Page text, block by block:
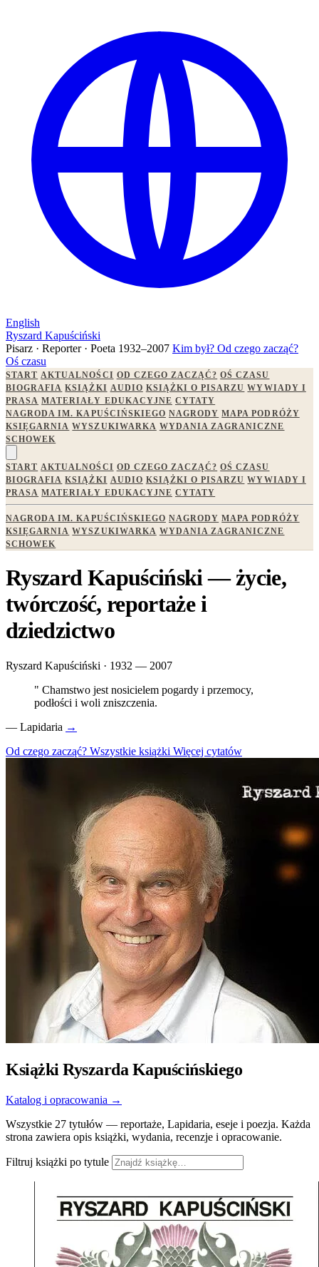
English
Ryszard Kapuściński
Pisarz · Reporter · Poeta 1932–2007 Kim był? Od czego zacząć?
Oś czasu
START AKTUALNOŚCI OD CZEGO ZACZĄĆ? OŚ CZASU
BIOGRAFIA KSIĄŻKI AUDIO KSIĄŻKI O PISARZU WYWIADY I
PRASA MATERIAŁY EDUKACYJNE CYTATY
NAGRODA IM. KAPUŚCIŃSKIEGO NAGRODY MAPA PODRÓŻY
KSIĘGARNIA WYSZUKIWARKA WYDANIA ZAGRANICZNE
SCHOWEK
START AKTUALNOŚCI OD CZEGO ZACZĄĆ? OŚ CZASU
BIOGRAFIA KSIĄŻKI AUDIO KSIĄŻKI O PISARZU WYWIADY I
PRASA MATERIAŁY EDUKACYJNE CYTATY
NAGRODA IM. KAPUŚCIŃSKIEGO NAGRODY MAPA PODRÓŻY
KSIĘGARNIA WYSZUKIWARKA WYDANIA ZAGRANICZNE
SCHOWEK
Ryszard Kapuściński — życie,
twórczość, reportaże i
dziedzictwo
Ryszard Kapuściński · 1932 — 2007
" Chamstwo jest nosicielem pogardy i przemocy,
podłości i woli zniszczenia.
— Lapidaria →
Od czego zacząć? Wszystkie książki Więcej cytatów
Książki Ryszarda Kapuścińskiego
Katalog i opracowania →
Wszystkie 27 tytułów — reportaże, Lapidaria, eseje i poezja. Każda
strona zawiera opis książki, wydania, recenzje i opracowanie.
Filtruj książki po tytule